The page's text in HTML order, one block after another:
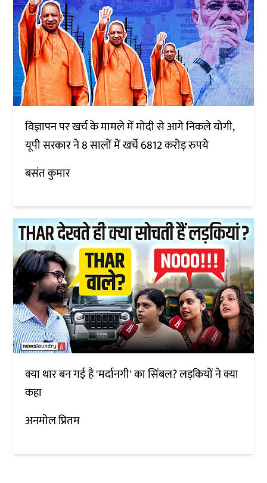
विज्ञापन पर खर्च के मामले में मोदी से आगे निकले योगी,
यूपी सरकार ने 8 सालों में खर्चे 6812 करोड़ रुपये
बसंत कुमार
क्या थार बन गई है 'मर्दानगी' का सिंबल? लड़कियों ने क्या
कहा
अनमोल प्रितम